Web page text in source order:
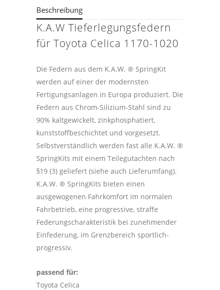
Beschreibung
K.A.W Tieferlegungsfedern
für Toyota Celica 1170-1020
Die Federn aus dem K.A.W. ® SpringKit
werden auf einer der modernsten
Fertigungsanlagen in Europa produziert. Die
Federn aus Chrom-Silizium-Stahl sind zu
90% kaltgewickelt, zinkphosphatiert,
kunststoffbeschichtet und vorgesetzt.
Selbstverständlich werden fast alle K.A.W. ®
SpringKits mit einem Teilegutachten nach
§19 (3) geliefert (siehe auch Lieferumfang).
K.A.W. ® SpringKits bieten einen
ausgewogenen Fahrkomfort im normalen
Fahrbetrieb, eine progressive, straffe
Federungscharakteristik bei zunehmender
Einfederung, im Grenzbereich sportlich-
progressiv.
passend für:
Toyota Celica